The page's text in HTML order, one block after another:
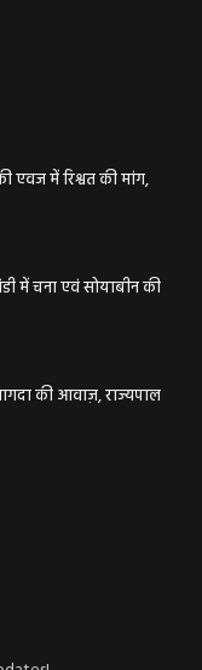
एवज में रिश्वत की मांग,
में चना एवं सोयाबीन की
की आवाज़, राज्यपाल